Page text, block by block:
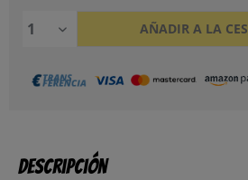
AÑADIR A LA
Descripción